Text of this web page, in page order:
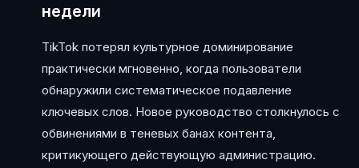
недели
TikTok потерял культурное доминирование
практически мгновенно, когда пользователи
обнаружили систематическое подавление
ключевых слов. Новое руководство столкнулось с
обвинениями в теневых банах контента,
критикующего действующую администрацию.